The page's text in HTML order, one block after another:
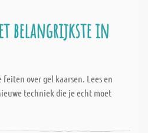
belangrijkste in
over gel kaarsen. Lees en
techniek die je echt moet